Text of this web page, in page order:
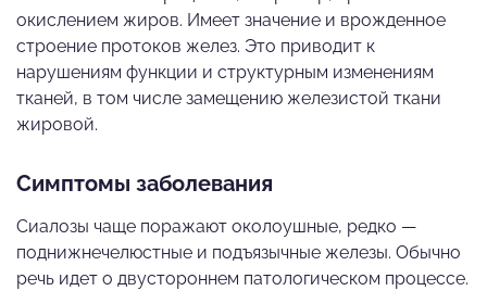
окислением жиров. Имеет значение и врожденное
строение протоков желез. Это приводит к
нарушениям функции и структурным изменениям
тканей, в том числе замещению железистой ткани
жировой.
Симптомы заболевания
Сиалозы чаще поражают околоушные, редко —
поднижнечелюстные и подъязычные железы. Обычно
речь идет о двустороннем патологическом процессе.